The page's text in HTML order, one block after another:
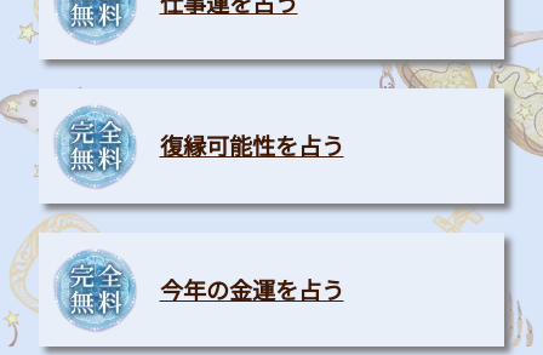
復縁可能性を占う
今年の金運を占う